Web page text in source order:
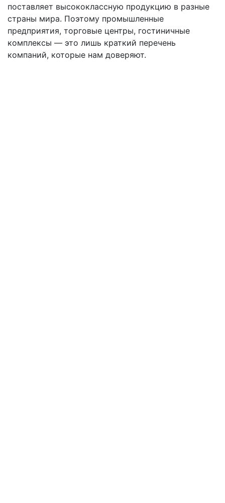
поставляет высококлассную продукцию в разные
страны мира. Поэтому промышленные
предприятия, торговые центры, гостиничные
комплексы — это лишь краткий перечень
компаний, которые нам доверяют.